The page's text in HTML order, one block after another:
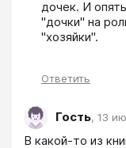
дочек. И
"дочки" на
"хозяйки".
Ответить
Гость, 13
В какой-то из